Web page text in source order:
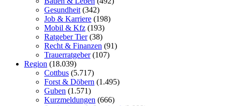
Gesundheit (342)
Job & Karriere (198)
Mobil & Kfz (193)
Ratgeber Tier(38)
Recht & Finanzen (91)
Trauerratgeber(107)
Region (18.039)
Cottbus (5.717)
Forst & Döbern (1.495)
Guben (1.571)
Kurzmeldungen (666)